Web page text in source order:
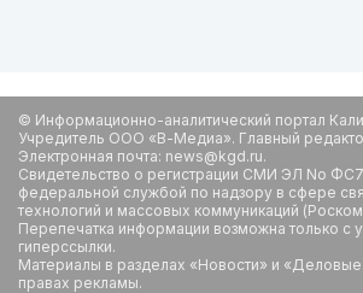
© Информационно-аналитический портал
Учредитель ООО «В-Медиа». Главный
Электронная почта: news@kgd.ru.
Свидетельство о регистрации СМИ ЭЛ No
федеральной службой по надзору в сфере
технологий и массовых коммуникаций
Перепечатка информации возможна только с
гиперссылки.
Материалы в разделах «Новости» и
правах рекламы.